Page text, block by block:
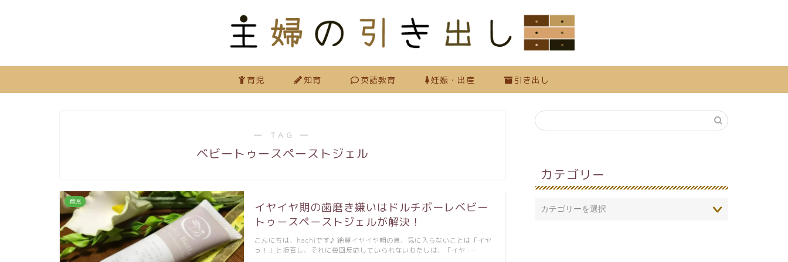
育児 知育 英語教育 妊娠・出産 引き出し
― TAG ―
ベビートゥースペーストジェル
育児
イヤイヤ期の歯磨き嫌いはドルチボーレベビー
トゥースペーストジェルが解決！
こんにちは、hachiです♪ 絶賛イヤイヤ期の娘、気に入らないことは「イヤ
っ！」と拒否し、それに毎回反応していられないわたしは、「イヤ …
カテゴリー